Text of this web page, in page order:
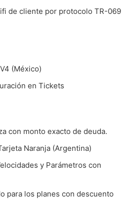
de cliente por protocolo TR-069
(México)
en Tickets
con monto exacto de deuda.
Naranja (Argentina)
y Parámetros con
para los planes con descuento